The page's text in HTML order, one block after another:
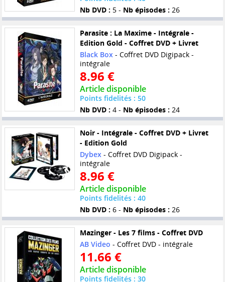
Nb DVD : 5 - Nb épisodes : 26
Parasite : La Maxime - Intégrale -
Edition Gold - Coffret DVD + Livret
Black Box- Coffret DVD Digipack -
intégrale
8.96 €
Article disponible
Points fidelités : 50
Nb DVD : 4 - Nb épisodes : 24
Noir - Intégrale - Coffret DVD + Livret
- Edition Gold
Dybex- Coffret DVD Digipack -
intégrale
8.96 €
Article disponible
Points fidelités : 40
Nb DVD : 6 - Nb épisodes : 26
Mazinger - Les 7 films - Coffret DVD
AB Video - Coffret DVD - intégrale
11.66 €
Article disponible
Points fidelités : 30